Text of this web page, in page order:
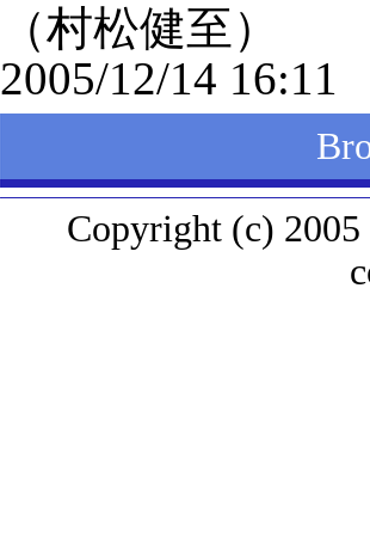
（村松健至）
2005/12/14 16:11
Copyright (c) 2005